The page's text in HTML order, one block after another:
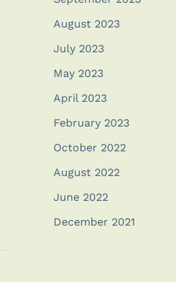
August 2023
July 2023
May 2023
April 2023
February 2023
October 2022
August 2022
June 2022
December 2021